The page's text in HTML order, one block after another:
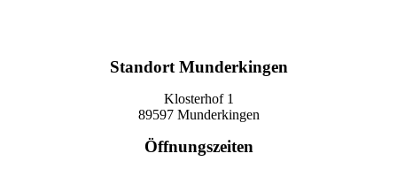
Standort Munderkingen
Klosterhof 1
89597 Munderkingen
Öffnungszeiten